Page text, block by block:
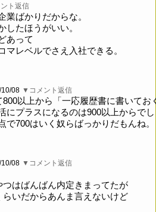
ト返信
業ばかりだからな。
したほうがいい。
あって
マレベルでさえ入社できる。
08 ▼コメント返信
以上から「一応履歴書に書いてお
にプラスになるのは900以上からで
で700はいく奴らばっかりだもんね。
08 ▼コメント返信
はばんばん内定きまってたが
らいだからあんま言えないけど